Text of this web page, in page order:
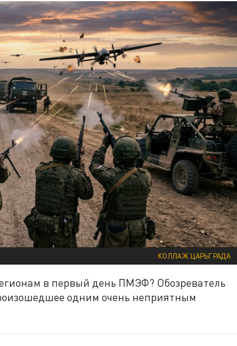
КОЛЛАЖ ЦАРЬГРАДА
в первый день ПМЭФ? Обозреватель
одним очень неприятным